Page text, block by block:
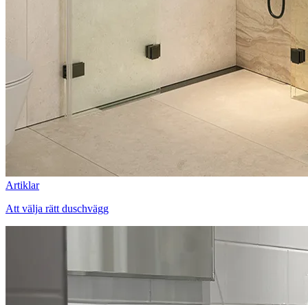
Artiklar
Att välja rätt duschvägg